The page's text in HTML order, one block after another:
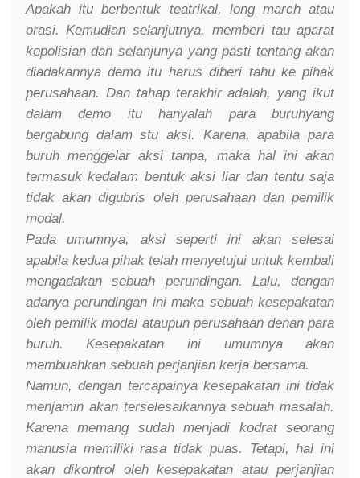
Apakah itu berbentuk teatrikal, long march atau
orasi. Kemudian selanjutnya, memberi tau aparat
kepolisian dan selanjunya yang pasti tentang akan
diadakannya demo itu harus diberi tahu ke pihak
perusahaan. Dan tahap terakhir adalah, yang ikut
dalam demo itu hanyalah para buruhyang
bergabung dalam stu aksi. Karena, apabila para
buruh menggelar aksi tanpa, maka hal ini akan
termasuk kedalam bentuk aksi liar dan tentu saja
tidak akan digubris oleh perusahaan dan pemilik
modal.
Pada umumnya, aksi seperti ini akan selesai
apabila kedua pihak telah menyetujui untuk kembali
mengadakan sebuah perundingan. Lalu, dengan
adanya perundingan ini maka sebuah kesepakatan
oleh pemilik modal ataupun perusahaan denan para
buruh. Kesepakatan ini umumnya akan
membuahkan sebuah perjanjian kerja bersama.
Namun, dengan tercapainya kesepakatan ini tidak
menjamin akan terselesaikannya sebuah masalah.
Karena memang sudah menjadi kodrat seorang
manusia memiliki rasa tidak puas. Tetapi, hal ini
akan dikontrol oleh kesepakatan atau perjanjian